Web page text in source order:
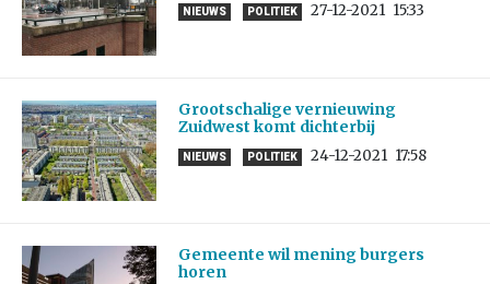
NIEUWS POLITIEK 27-12-2021 15:33
Grootschalige vernieuwing
Zuidwest komt dichterbij
NIEUWS POLITIEK 24-12-2021 17:58
Gemeente wil mening burgers
horen